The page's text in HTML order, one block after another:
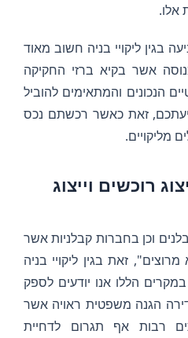
אלו.
בגין ליקויי בניה חשוב מאוד
אשר בקיא ברזי החקיקה
הנכונים והמתאימים להוביל
זאת כאשר רכשתם נכס
מליקויים.
רוכשים וייצוג
וכן בחברות קבלניות אשר
זאת בגין ליקויי בניה
הללו אנו יודעים לספק
הגנה משפטית ראויה אשר
רבות אף תגרום לדחיית